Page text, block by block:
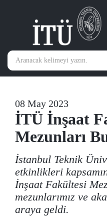
08 May 2023
İTÜ İnşaat
Mezunları
İstanbul Teknik
etkinlikleri
İnşaat Fakültesi
mezunlarımız ve
araya geldi.